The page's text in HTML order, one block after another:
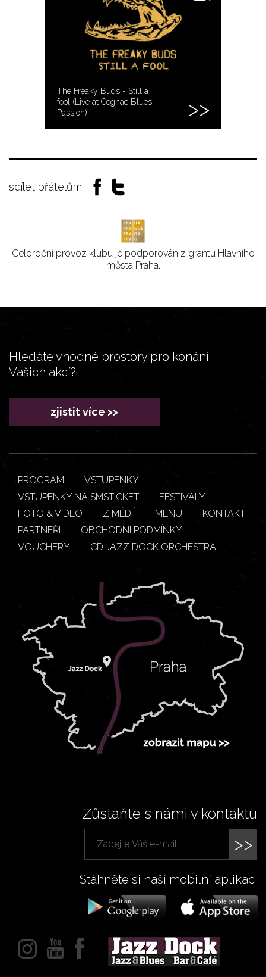
The Freaky Buds - Still a
fool (Live at Cognac Blues
Passion)
sdílet přátelům:
Celoroční provoz klubu je podporován z grantu Hlavního
města Praha.
Hledáte vhodné prostory pro konání
Vašich akcí?
zjistit více >>
PROGRAM
VSTUPENKY
VSTUPENKY NA SMSTICKET
FESTIVALY
FOTO & VIDEO
Z MÉDIÍ MENU
KONTAKT
PARTNEŘI
OBCHODNÍ PODMÍNKY
VOUCHERY
CD JAZZ DOCK ORCHESTRA
Zůstaňte s námi v kontaktu
>>
Stáhněte si naší mobilní aplikaci